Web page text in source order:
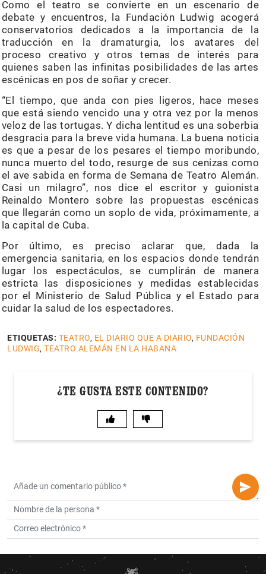
Como el teatro se convierte en un escenario de
debate y encuentros, la Fundación Ludwig acogerá
conservatorios dedicados a la importancia de la
traducción en la dramaturgia, los avatares del
proceso creativo y otros temas de interés para
quienes saben las infinitas posibilidades de las artes
escénicas en pos de soñar y crecer.
“El tiempo, que anda con pies ligeros, hace meses
que está siendo vencido una y otra vez por la menos
veloz de las tortugas. Y dicha lentitud es una soberbia
desgracia para la breve vida humana. La buena noticia
es que a pesar de los pesares el tiempo moribundo,
nunca muerto del todo, resurge de sus cenizas como
el ave sabida en forma de Semana de Teatro Alemán.
Casi un milagro”, nos dice el escritor y guionista
Reinaldo Montero sobre las propuestas escénicas
que llegarán como un soplo de vida, próximamente, a
la capital de Cuba.
Por último, es preciso aclarar que, dada la
emergencia sanitaria, en los espacios donde tendrán
lugar los espectáculos, se cumplirán de manera
estricta las disposiciones y medidas establecidas
por el Ministerio de Salud Pública y el Estado para
cuidar la salud de los espectadores.
ETIQUETAS: TEATRO, EL DIARIO QUE A DIARIO, FUNDACIÓN
LUDWIG, TEATRO ALEMÁN EN LA HABANA
¿TE GUSTA ESTE CONTENIDO?